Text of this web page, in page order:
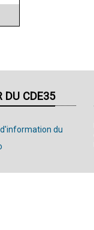
DU CDE35
du